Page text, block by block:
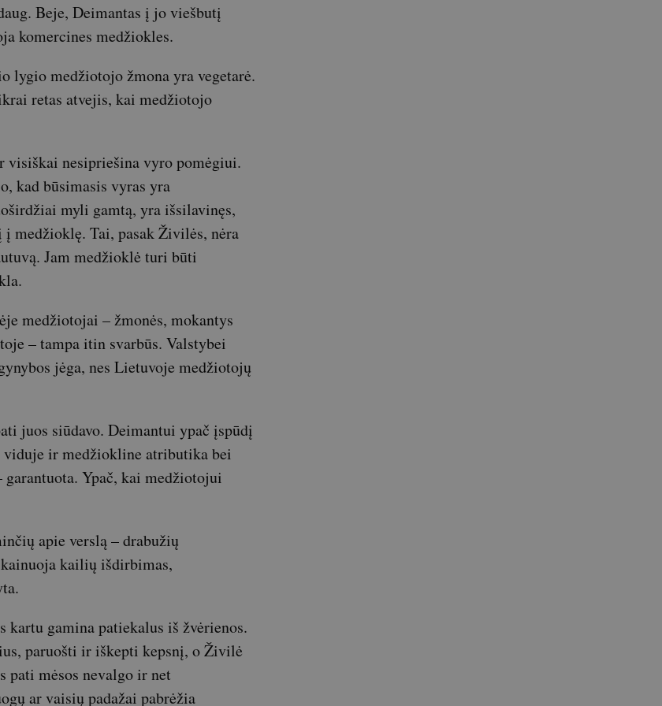
Beje, Deimantas į jo viešbutį
komercines medžiokles.
lygio medžiotojo žmona yra vegetarė.
retas atvejis, kai medžiotojo
nesipriešina vyro pomėgiui.
kad būsimasis vyras yra
myli gamtą, yra išsilavinęs,
medžioklę. Tai, pasak Živilės, nėra
Jam medžioklė turi būti
medžiotojai – žmonės, mokantys
– tampa itin svarbūs. Valstybei
jėga, nes Lietuvoje medžiotojų
juos siūdavo. Deimantui ypač įspūdį
ir medžiokline atributika bei
Ypač, kai medžiotojui
apie verslą – drabužių
kailių išdirbimas,
kartu gamina patiekalus iš žvėrienos.
paruošti ir iškepti kepsnį, o Živilė
pati mėsos nevalgo ir net
ar vaisių padažai pabrėžia